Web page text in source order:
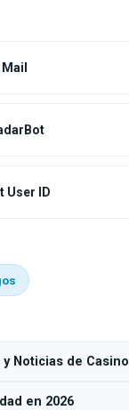
Mail
User ID
Noticias de Casino
en 2026